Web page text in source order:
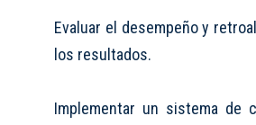
Evaluar el desempeño y
los resultados.
Implementar un sistema de